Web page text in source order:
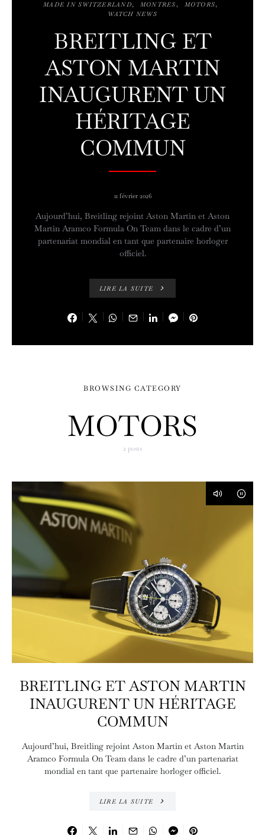
MADE IN SWITZERLAND
MONTRES
MOTORS
WATCH NEWS
BREITLING ET
ASTON MARTIN
INAUGURENT UN
HÉRITAGE
COMMUN
11 février 2026
Aujourd’hui, Breitling rejoint Aston Martin et Aston
Martin Aramco Formula On Team dans le cadre d’un
partenariat mondial en tant que partenaire horloger
officiel.
LIRE LA SUITE
BROWSING CATEGORY
MOTORS
2 posts
BREITLING ET ASTON MARTIN
INAUGURENT UN HÉRITAGE
COMMUN
Aujourd’hui, Breitling rejoint Aston Martin et Aston Martin
Aramco Formula On Team dans le cadre d’un partenariat
mondial en tant que partenaire horloger officiel.
LIRE LA SUITE